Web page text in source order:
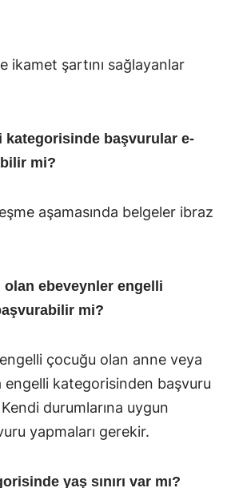
ikamet şartını sağlayanlar
kategorisinde başvurular e-
mi?
aşamasında belgeler ibraz
olan ebeveynler engelli
mi?
engelli çocuğu olan anne veya
engelli kategorisinden başvuru
durumlarına uygun
yapmaları gerekir.
yaş sınırı var mı?